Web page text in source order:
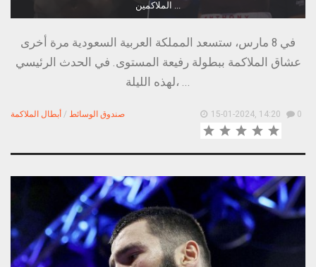
في 8 مارس، ستسعد المملكة العربية السعودية مرة أخرى
عشاق الملاكمة ببطولة رفيعة المستوى. في الحدث الرئيسي
لهذه الليلة، ...
صندوق الوسائط / أبطال الملاكمة 15-01-2024, 14:20 0